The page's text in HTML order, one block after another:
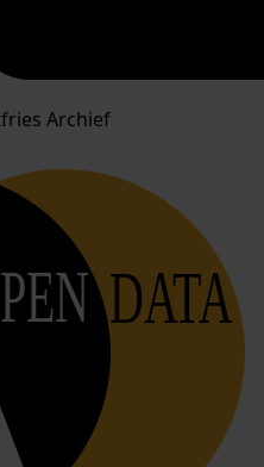
Archief
DATA